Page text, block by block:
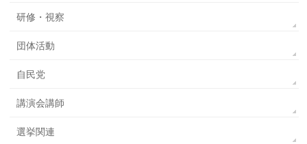
研修・視察
団体活動
自民党
講演会講師
選挙関連